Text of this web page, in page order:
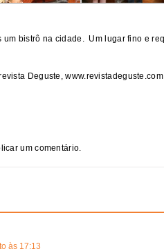
um bistrô na cidade. Um lugar fino e
Deguste,www.revistadeguste.com
um comentário.
às 17:13